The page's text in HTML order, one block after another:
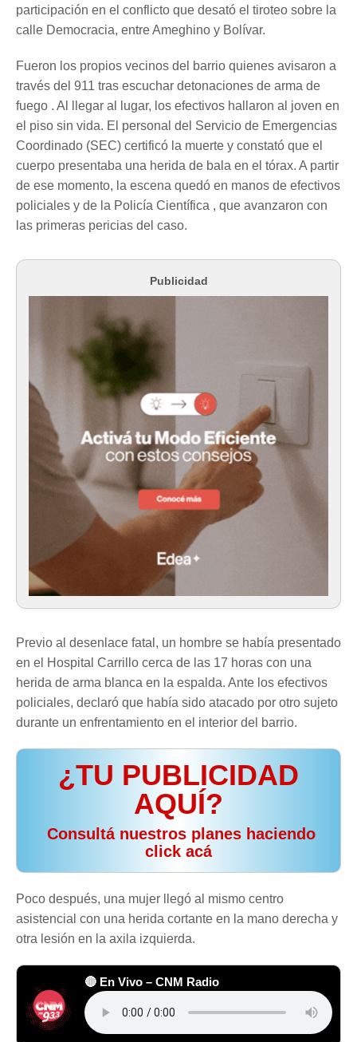
participación en el conflicto que desató el tiroteo sobre la
calle Democracia, entre Ameghino y Bolívar.
Fueron los propios vecinos del barrio quienes avisaron a
través del 911 tras escuchar detonaciones de arma de
fuego . Al llegar al lugar, los efectivos hallaron al joven en
el piso sin vida. El personal del Servicio de Emergencias
Coordinado (SEC) certificó la muerte y constató que el
cuerpo presentaba una herida de bala en el tórax. A partir
de ese momento, la escena quedó en manos de efectivos
policiales y de la Policía Científica , que avanzaron con
las primeras pericias del caso.
Publicidad
Previo al desenlace fatal, un hombre se había presentado
en el Hospital Carrillo cerca de las 17 horas con una
herida de arma blanca en la espalda. Ante los efectivos
policiales, declaró que había sido atacado por otro sujeto
durante un enfrentamiento en el interior del barrio.
¿TU PUBLICIDAD
AQUÍ?
️ Consultá nuestros planes haciendo
click acá
Poco después, una mujer llegó al mismo centro
asistencial con una herida cortante en la mano derecha y
otra lesión en la axila izquierda.
🔴 En Vivo – CNM Radio